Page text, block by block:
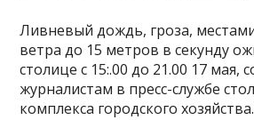
Ливневый дождь, гроза,
ветра до 15 метров в секунду
столице с 15:.00 до 21.00 17 мая,
журналистам в пресс-службе
комплекса городского хозяйства.